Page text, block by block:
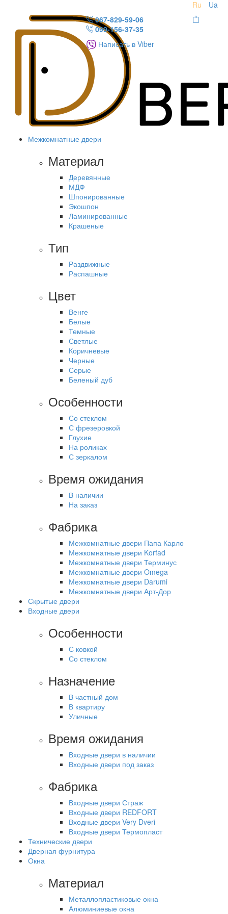
Ru
Ua
067-829-59-06
099-156-37-35
Написать в Viber
Межкомнатные двери
Материал
Деревянные
МДФ
Шпонированные
Экошпон
Ламинированные
Крашеные
Тип
Раздвижные
Распашные
Цвет
Венге
Белые
Темные
Светлые
Коричневые
Черные
Серые
Беленый дуб
Особенности
Со стеклом
С фрезеровкой
Глухие
На роликах
С зеркалом
Время ожидания
В наличии
На заказ
Фабрика
Межкомнатные двери Папа Карло
Межкомнатные двери Korfad
Межкомнатные двери Терминус
Межкомнатные двери Omega
Межкомнатные двери Darumi
Межкомнатные двери Арт-Дор
Скрытые двери
Входные двери
Особенности
С ковкой
Со стеклом
Назначение
В частный дом
В квартиру
Уличные
Время ожидания
Входные двери в наличии
Входные двери под заказ
Фабрика
Входные двери Страж
Входные двери REDFORT
Входные двери Very Dveri
Входные двери Термопласт
Технические двери
Дверная фурнитура
Окна
Материал
Металлопластиковые окна
Алюминиевые окна